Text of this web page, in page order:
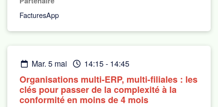
FacturesApp
mar. 5 mai 14:15- 14:45
Organisations multi-ERP, multi-filiales : les
clés pour passer de la complexité à la
conformité en moins de 4 mois